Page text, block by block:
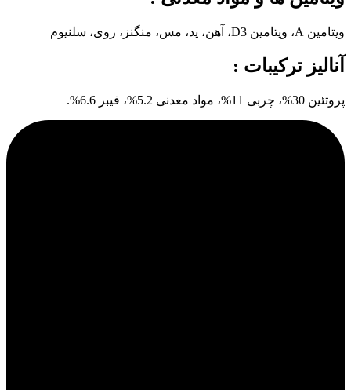
ویتامین A، ویتامین D3، آهن، ید، مس، منگنز، روی، سلنیوم
آنالیز ترکیبات :
پروتئین 30%، چربی 11%، مواد معدنی 5.2%، فیبر 6.6%.